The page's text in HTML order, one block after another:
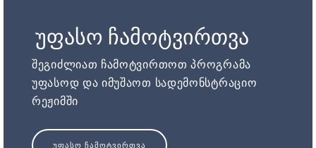
უფასო ჩამოტვირთვა
შეგიძლიათ ჩამოტვირთოთ პროგრამა
უფასოდ და იმუშაოთ სადემონსტრაციო
რეჟიმში
ᲣᲤᲐᲡᲝ ᲩᲐᲛᲝᲢᲕᲘᲠᲗᲕᲐ